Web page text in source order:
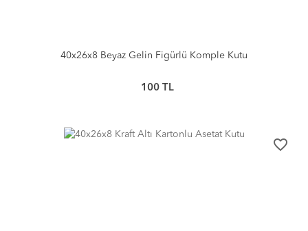
40x26x8 Beyaz Gelin Figürlü Komple Kutu
100 TL
favorite_border